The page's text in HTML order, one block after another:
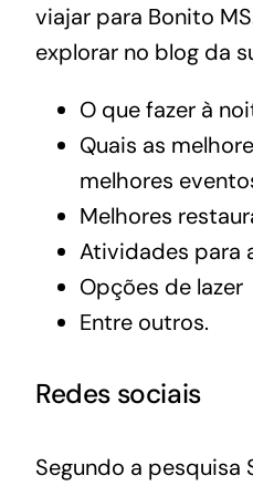
viajar para Bonito
explorar no blog da
O que fazer à
Quais as
melhores
Melhores
Atividades para
Opções de lazer
Entre outros.
Redes sociais
Segundo a pesquisa